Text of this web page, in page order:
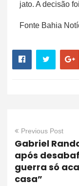
jato. A decisão
Fonte Bahia
Previous Post
Gabriel
após
guerra só
casa”